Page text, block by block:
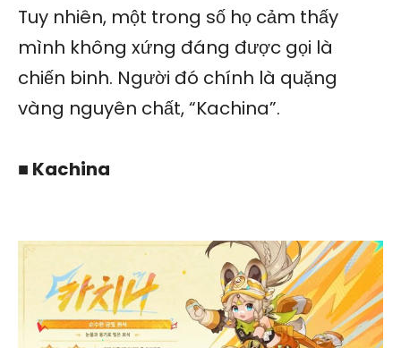
Tuy nhiên, một trong số họ cảm thấy
mình không xứng đáng được gọi là
chiến binh. Người đó chính là quặng
vàng nguyên chất, “Kachina”.
■ Kachina